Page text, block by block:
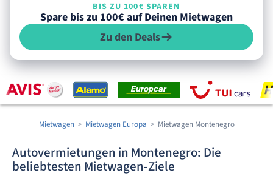
BIS ZU 100€ SPAREN
Spare bis zu 100€ auf Deinen Mietwagen
Zu den Deals
Mietwagen Mietwagen Europa Mietwagen Montenegro
Autovermietungen in Montenegro: Die
beliebtesten Mietwagen-Ziele